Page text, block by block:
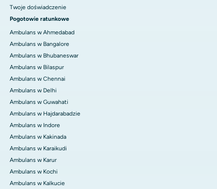
Twoje doświadczenie
Pogotowie ratunkowe
Ambulans w Ahmedabad
Ambulans w Bangalore
Ambulans w Bhubaneswar
Ambulans w Bilaspur
Ambulans w Chennai
Ambulans w Delhi
Ambulans w Guwahati
Ambulans w Hajdarabadzie
Ambulans w Indore
Ambulans w Kakinada
Ambulans w Karaikudi
Ambulans w Karur
Ambulans w Kochi
Ambulans w Kalkucie